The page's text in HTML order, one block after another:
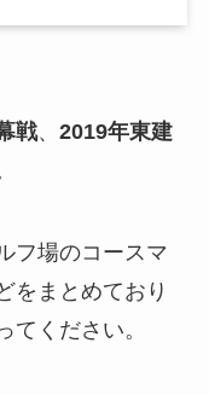
戦、 2019年東建
フ場のコースマ
をまとめており
てください。